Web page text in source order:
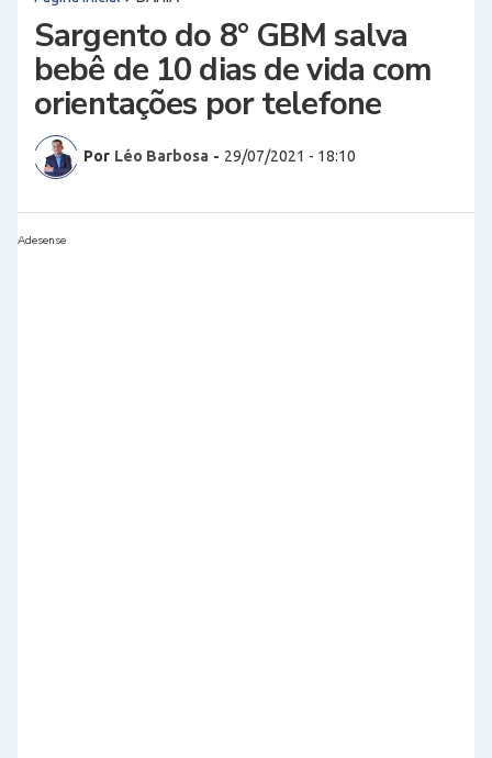
Sargento do 8° GBM salva
bebê de 10 dias de vida com
orientações por telefone
Por Léo Barbosa - 29/07/2021 - 18:10
Adesense